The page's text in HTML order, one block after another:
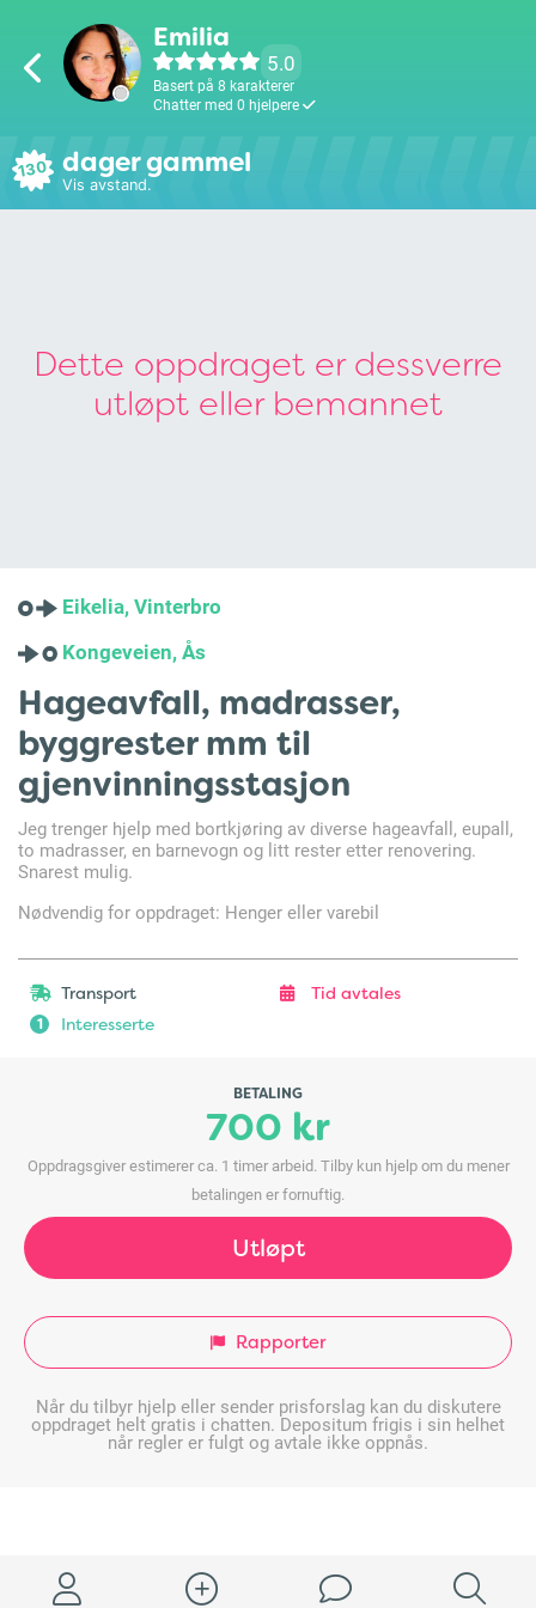
Emilia
5.0
Basert på 8 karakterer
Chatter med 0 hjelpere
130 dager gammel
Vis avstand.
Dette oppdraget er dessverre
utløpt eller bemannet
Eikelia, Vinterbro
Kongeveien, Ås
Hageavfall, madrasser,
byggrester mm til
gjenvinningsstasjon
Jeg trenger hjelp med bortkjøring av diverse hageavfall, eupall,
to madrasser, en barnevogn og litt rester etter renovering.
Snarest mulig.
Nødvendig for oppdraget: Henger eller varebil
Transport Tid avtales
1 Interesserte
BETALING
700 kr
Oppdragsgiver estimerer ca. 1 timer arbeid. Tilby kun hjelp om du mener
betalingen er fornuftig.
Utløpt
Rapporter
Når du tilbyr hjelp eller sender prisforslag kan du diskutere
oppdraget helt gratis i chatten. Depositum frigis i sin helhet
når regler er fulgt og avtale ikke oppnås.